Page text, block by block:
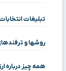
تبلیغات
روشها و
همه چیز درباره